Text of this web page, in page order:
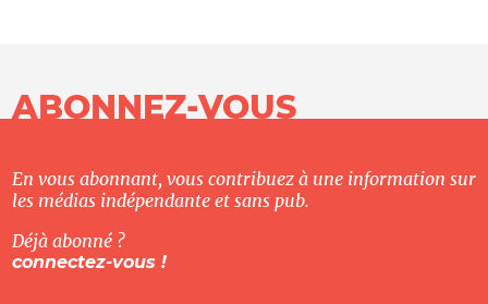
ABONNEZ-VOUS
En vous abonnant, vous contribuez à une information sur
les médias indépendante et sans pub.
Déjà abonné ?
connectez-vous !